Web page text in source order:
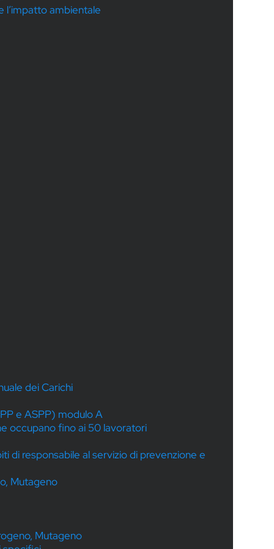
l’impatto ambientale
dei Carichi
e ASPP) modulo A
occupano fino ai 50 lavoratori
di responsabile al servizio di prevenzione e
Mutageno
Mutageno